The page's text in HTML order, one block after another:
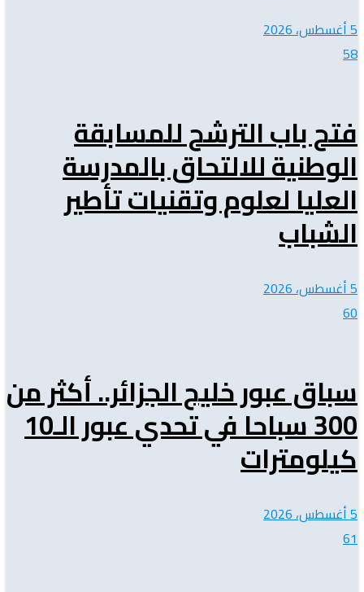
5 أغسطس، 2026
58
فتح باب الترشح للمسابقة
الوطنية للالتحاق بالمدرسة
العليا لعلوم وتقنيات تأطير
الشباب
5 أغسطس، 2026
60
سباق عبور خليج الجزائر.. أكثر من
300 سباحا في تحدي عبور الـ10
كيلومترات
5 أغسطس، 2026
61